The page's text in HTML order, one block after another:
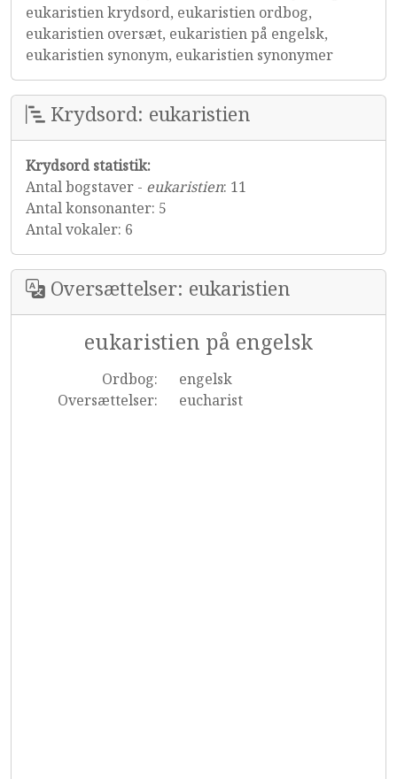
eukaristien krydsord, eukaristien ordbog,
eukaristien oversæt, eukaristien på engelsk,
eukaristien synonym, eukaristien synonymer
Krydsord: eukaristien
Krydsord statistik:
Antal bogstaver - eukaristien: 11
Antal konsonanter: 5
Antal vokaler: 6
Oversættelser: eukaristien
eukaristien på engelsk
Ordbog:
engelsk
Oversættelser:
eucharist